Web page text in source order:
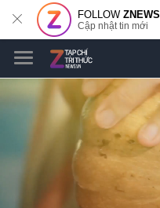
FOLLOWZNEWS
Cập nhật tin mới